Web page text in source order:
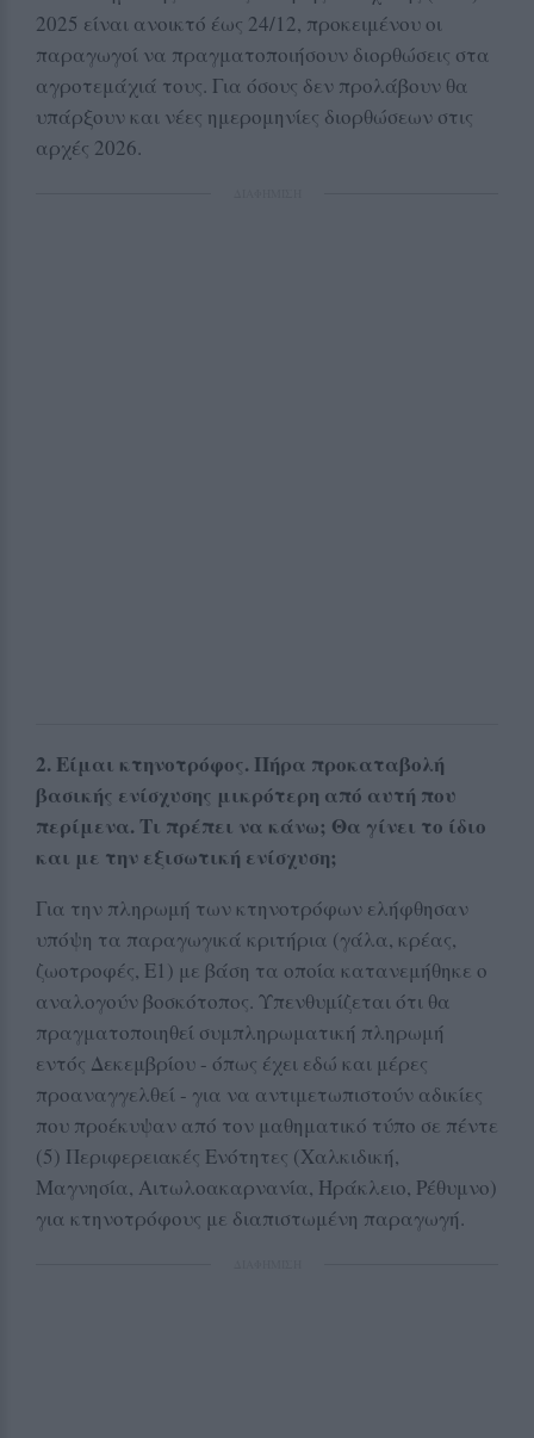
2025 είναι ανοικτό έως 24/12, προκειμένου οι
παραγωγοί να πραγματοποιήσουν διορθώσεις στα
αγροτεμάχιά τους. Για όσους δεν προλάβουν θα
υπάρξουν και νέες ημερομηνίες διορθώσεων στις
αρχές 2026.
2. Είμαι κτηνοτρόφος. Πήρα προκαταβολή
βασικής ενίσχυσης μικρότερη από αυτή που
περίμενα. Τι πρέπει να κάνω; Θα γίνει το ίδιο
και με την εξισωτική ενίσχυση;
Για την πληρωμή των κτηνοτρόφων ελήφθησαν
υπόψη τα παραγωγικά κριτήρια (γάλα, κρέας,
ζωοτροφές, Ε1) με βάση τα οποία κατανεμήθηκε ο
αναλογούν βοσκότοπος. Υπενθυμίζεται ότι θα
πραγματοποιηθεί συμπληρωματική πληρωμή
εντός Δεκεμβρίου - όπως έχει εδώ και μέρες
προαναγγελθεί - για να αντιμετωπιστούν αδικίες
που προέκυψαν από τον μαθηματικό τύπο σε πέντε
(5) Περιφερειακές Ενότητες (Χαλκιδική,
Μαγνησία, Αιτωλοακαρνανία, Ηράκλειο, Ρέθυμνο)
για κτηνοτρόφους με διαπιστωμένη παραγωγή.